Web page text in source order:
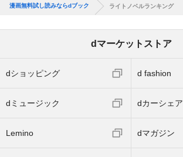
漫画無料試し読みならdブック ライトノベルランキング
dマーケットストア
dショッピング d fashion
dミュージック dカーシェア
Lemino dマガジン